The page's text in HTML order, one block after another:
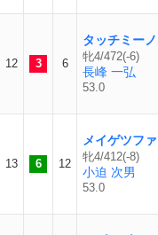
12 3 6
タッチミー
牝4/472(-6)
長峰 一弘
53.0
13 6 12
メイゲツフ
牝4/412(-8)
小迫 次男
53.0